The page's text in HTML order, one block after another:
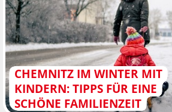
CHEMNITZ IM WINTER MIT
KINDERN: TIPPS FÜR EINE
SCHÖNE FAMILIENZEIT